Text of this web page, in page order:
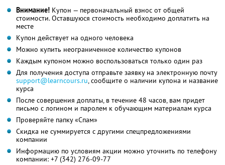
Внимание! Купон — первоначальный взнос от общей
стоимости. Оставшуюся стоимость необходимо доплатить на
месте
Купон действует на одного человека
Можно купить неограниченное количество купонов
Каждым купоном можно воспользоваться только один раз
Для получения доступа отправьте заявку на электронную почту
support@learncours.ru, сообщите о наличии купона и название
курса
После совершения доплаты, в течение 48 часов, вам придет
письмо с логином и паролем к обучающим материалам курса
Проверяйте папку «Спам»
Скидка не суммируется с другими спецпредложениями
компании
Информацию по условиям акции можно уточнить по телефону
компании: +7 (342) 276-09-77